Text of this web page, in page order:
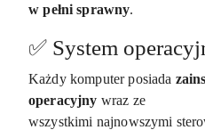
w pełni sprawny.
✅ System
Każdy komputer posiada
operacyjny wraz ze
wszystkimi najnowszymi